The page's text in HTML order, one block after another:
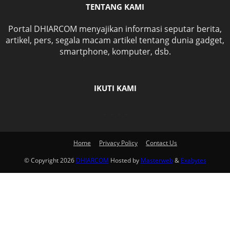
TENTANG KAMI
Portal DHIARCOM menyajikan informasi seputar berita,
artikel, pers, segala macam artikel tentang dunia gadget,
smartphone, komputer, dsb.
IKUTI KAMI
Home Privacy Policy
Contact Us
© Copyright 2026 DHIARCOM Hosted by Masterweb& Exabytes